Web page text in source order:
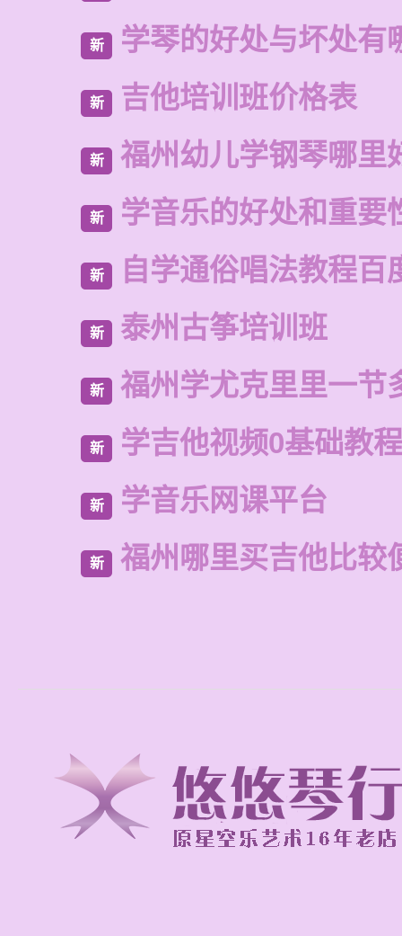
新 学琴的好处与坏处有
新 吉他培训班价格表
新 福州幼儿学钢琴哪里
新 学音乐的好处和重要
新 自学通俗唱法教程百
新 泰州古筝培训班
新 福州学尤克里里一节
新 学吉他视频0基础教程
新 学音乐网课平台
新 福州哪里买吉他比较